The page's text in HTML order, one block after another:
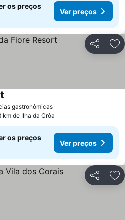
os preços
Ver preços
Partilhar
gastronômicasVer preços
km de Ilha da Crôa
os preços
Ver preços
Partilhar